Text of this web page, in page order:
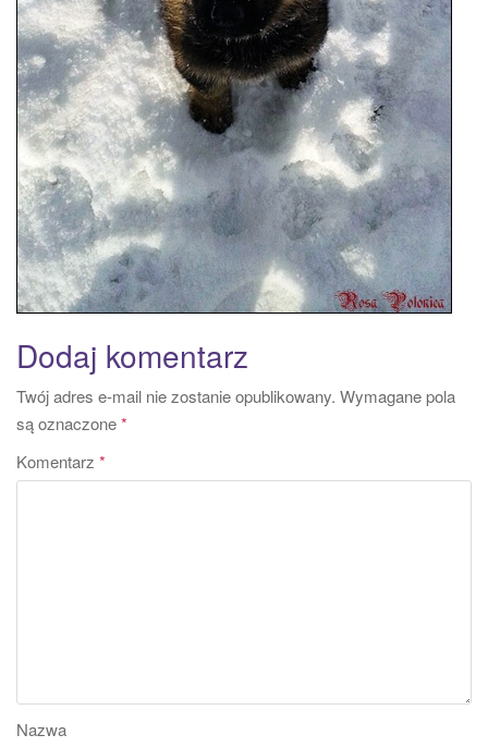
Dodaj komentarz
Twój adres e-mail nie zostanie opublikowany. Wymagane pola
są oznaczone*
Komentarz *
Nazwa